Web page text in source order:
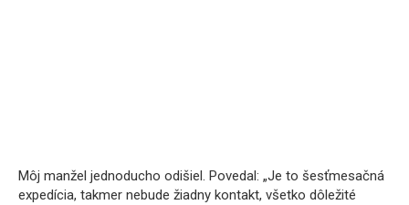
Môj manžel jednoducho odišiel. Povedal: „Je to šesťmesačná
expedícia, takmer nebude žiadny kontakt, všetko dôležité